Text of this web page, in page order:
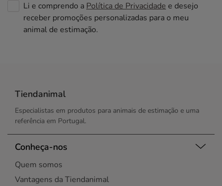
Li e comprendo a Política de Privacidade e desejo
receber promoções personalizadas para o meu
animal de estimação.
Tiendanimal
Especialistas em produtos para animais de estimação e uma
referência em Portugal.
Conheça-nos
Quem somos
Vantagens da Tiendanimal